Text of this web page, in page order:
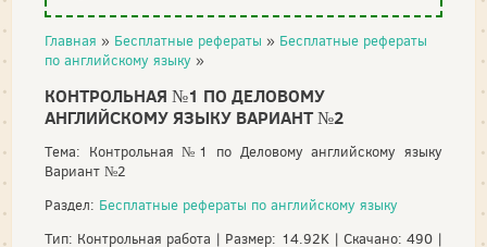
Главная » Бесплатные рефераты » Бесплатные рефераты
по английскому языку »
КОНТРОЛЬНАЯ №1 ПО ДЕЛОВОМУ
АНГЛИЙСКОМУ ЯЗЫКУ ВАРИАНТ №2
Тема: Контрольная №1 по Деловому английскому языку
Вариант №2
Раздел: Бесплатные рефераты по английскому языку
Тип: Контрольная работа | Размер: 14.92K | Скачано: 490 |